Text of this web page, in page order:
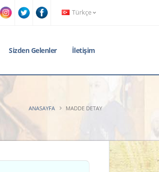
Türkçe
Sizden Gelenler İletişim
ANASAYFA MADDE DETAY